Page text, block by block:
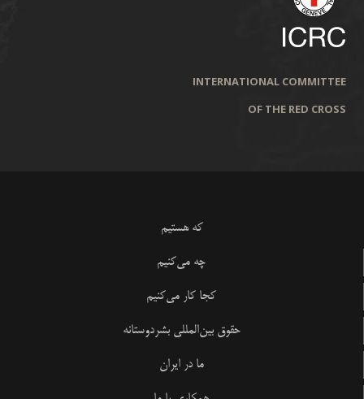
INTERNATIONAL COMMITTEE
OF THE RED CROSS
که هستیم
چه می‌کنیم
کجا کار می‌کنیم
حقوق بین‌المللی بشردوستانه
ما در ایران